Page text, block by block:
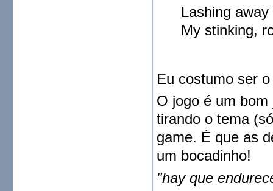
Lashing
My stinking,
Eu costumo ser
O jogo é um
tirando o tema
game. É que as
um bocadinho!
"hay que